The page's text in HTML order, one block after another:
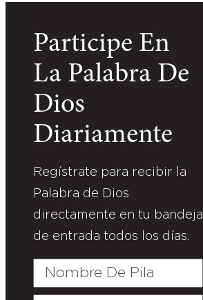
Participe En
La Palabra De
Dios
Diariamente
Regístrate para recibir la
Palabra de Dios
directamente en tu bandeja
de entrada todos los días.
Nombre